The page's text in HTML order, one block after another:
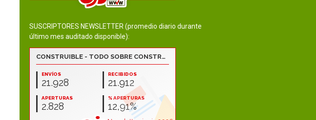
SUSCRIPTORES NEWSLETTER (promedio diario durante
último mes auditado disponible):